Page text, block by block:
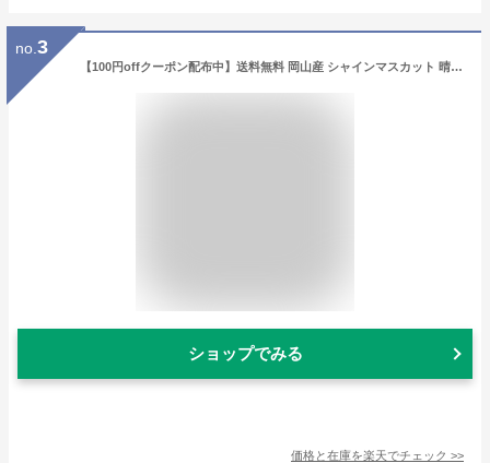
no. 3
【100円offクーポン配布中】送料無料 岡山産 シャインマスカット 晴王 優品2房 1kg ぶどう ギフト お供え プレゼント 贈り物 お土産 シャインマスカット晴王 福袋 お正月
ショップでみる
価格と在庫を楽天でチェック >>